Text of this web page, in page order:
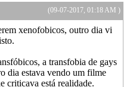
(09-07-2017, 01:18 AM )
xenofobicos, outro dia vi
a transfobia de gays
dia estava vendo um filme
criticava está realidade.